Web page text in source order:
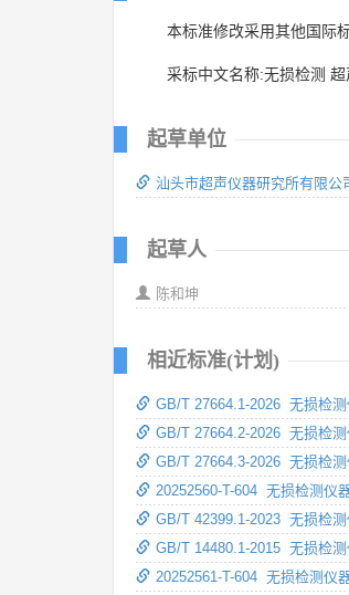
本标准修改采用其他国际
采标中文名称:无损检测
起草单位
汕头市超声仪器研究所有限公
起草人
陈和坤
相近标准(计划)
GB/T 27664.1-2026 无损检
GB/T 27664.2-2026 无损检
GB/T 27664.3-2026 无损检
20252560-T-604 无损检测仪
GB/T 42399.1-2023 无损检
GB/T 14480.1-2015 无损检
20252561-T-604 无损检测仪